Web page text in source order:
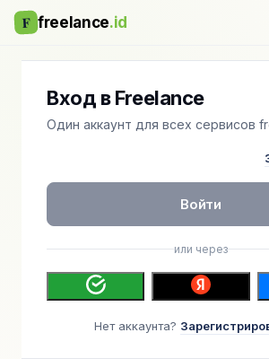
F freelance.id
Вход в Freelance
Один аккаунт для всех сервисов
Войти
или через
Нет аккаунта?